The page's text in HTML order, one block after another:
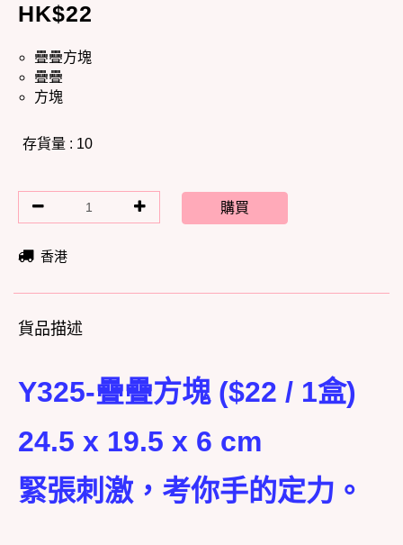
HK$22
疊疊方塊
疊疊
方塊
存貨量 : 10
購買
香港
貨品描述
Y325-疊疊方塊 ($22 / 1盒)
24.5 x 19.5 x 6 cm
緊張刺激，考你手的定力。